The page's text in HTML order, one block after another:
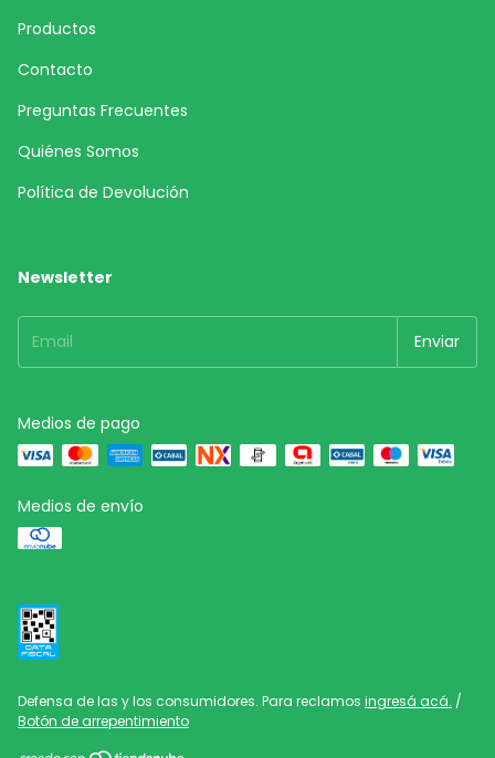
Productos
Contacto
Preguntas Frecuentes
Quiénes Somos
Política de Devolución
Newsletter
Medios de pago
Medios de envío
Defensa de las y los consumidores. Para reclamos ingresá acá. /
Botón de arrepentimiento